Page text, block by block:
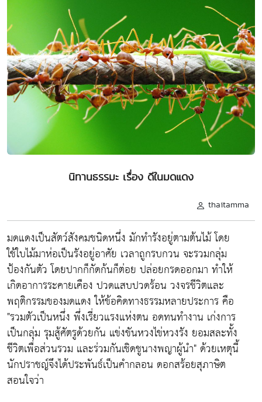
นิทานธรรมะ เรื่อง ดีในมดแดง
thaitamma
มดแดงเป็นสัตว์สังคมชนิดหนึ่ง มักทำรังอยู่ตามต้นไม้ โดย
ใช้ใบไม้มาห่อเป็นรังอยู่อาศัย เวลาถูกรบกวน จะรวมกลุ่ม
ป้องกันตัว โดยปากก็กัดก้นก็ต่อย ปล่อยกรดออกมา ทำให้
เกิดอาการระคายเคือง ปวดแสบปวดร้อน วงจรชีวิตและ
พฤติกรรมของมดแดง ให้ข้อคิดทางธรรมหลายประการ คือ
"รวมตัวเป็นหนึ่ง พึ่งเรี่ยวแรงแห่งตน อดทนทำงาน เก่งการ
เป็นกลุ่ม รุมสู้ศัตรูด้วยกัน แข่งขันหวงไข่หวงรัง ยอมสละทั้ง
ชีวิตเพื่อส่วนรวม และร่วมกันเชิดชูนางพญาผู้นำ" ด้วยเหตุนี้
นักปราชญ์จึงได้ประพันธ์เป็นคำกลอน ดอกสร้อยสุภาษิต
สอนใจว่า